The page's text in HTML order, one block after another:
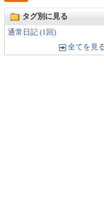
タグ別に見る
通常日記 (1回)
全てを見